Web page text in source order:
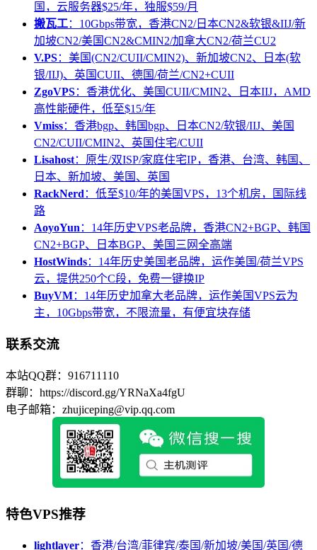
国，云服务器$25/年，独服$59/月
搬瓦工：10Gbps带宽，香港CN2/日本CN2&软银&IIJ/新
加坡CN2/美国CN2&CMIN2/加拿大CN2/荷兰CU2
V.PS：美国(CN2/CUII/CMIN2)、新加坡CN2、日本(软
银/IIJ)、英国CUII、德国/荷兰/CN2+CUII
ZgoVPS：香港优化、美国CUII/CMIN2、日本IIJ，AMD
高性能硬件，低至$15/年
Vmiss：香港bgp、韩国bgp、日本CN2/软银/IIJ、美国
CN2/CUII/CMIN2、英国住宅/CUII
Lisahost：原生/双ISP/家庭住宅IP，香港、台湾、韩国、
日本、新加坡、美国、英国
RackNerd ：低至$10/年的美国VPS，13个机房，国际线
路
AoyoYun ：14年历史VPS老品牌，香港CN2+BGP、韩国
CN2+BGP、日本BGP、美国三网全高端
HostWinds：14年历史美国老品牌，运作美国/荷兰VPS
云，提供250个C段，免费一键换IP
BuyVM：14年历史加拿大老品牌，运作美国VPS云为
主，10Gbps带宽，不限流量，有便宜块存储
联系交流
本站QQ群：916711110
群聊：https://discord.gg/YRNaXa4fgU
电子邮箱：zhujiceping@vip.qq.com
特色VPS推荐
lightlayer：香港/台湾/菲律宾/泰国/新加坡/美国/英国/德